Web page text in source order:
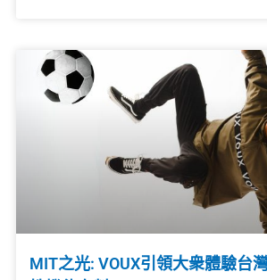
MIT之光: VOUX引領大衆體驗台